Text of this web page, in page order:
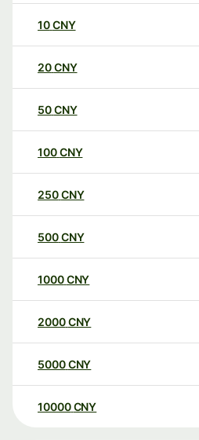
10CNY
20CNY
50CNY
100CNY
250CNY
500CNY
1000CNY
2000CNY
5000CNY
10000 CNY